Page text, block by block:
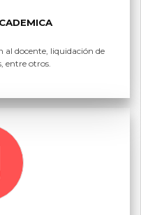
al docente, liquidación de
entre otros.